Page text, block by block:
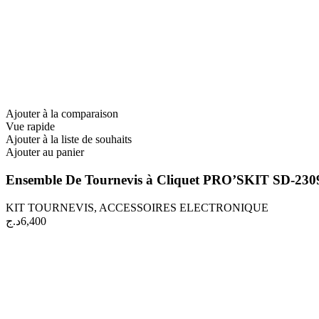
Ajouter à la comparaison
Vue rapide
Ajouter à la liste de souhaits
Ajouter au panier
Ensemble De Tournevis à Cliquet PRO’SKIT SD-
KIT TOURNEVIS, ACCESSOIRES ELECTRONIQUE
6,400د.ج